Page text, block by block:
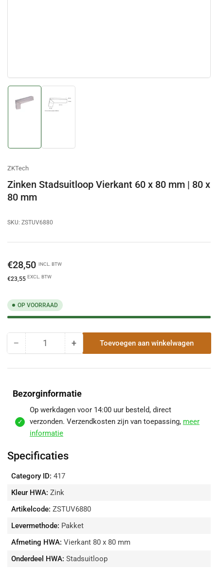
galerijweergavegalerijweergave
ZKTech
Zinken Stadsuitloop Vierkant 60 x 80 mm | 80 x
80 mm
SKU: ZSTUV6880
Normale
€28,50 INCL. BTW
€23,55 EXCL. BTW
OP VOORRAAD
− Hoeveelheid
Zinken
Vierkant
60
80
mm
x
mm
verlagen
Hoeveelheid +Hoeveelheid
Zinken
Vierkant
60
x
80
Toevoegen aan winkelwagen
Bezorginformatie
Op werkdagen voor 14:00 uur besteld, direct
verzonden. Verzendkosten zijn van toepassing, meer
informatie
Specificaties
Category ID: 417
Kleur HWA: Zink
Artikelcode: ZSTUV6880
Levermethode: Pakket
Afmeting HWA: Vierkant 80 x 80 mm
Onderdeel HWA: Stadsuitloop